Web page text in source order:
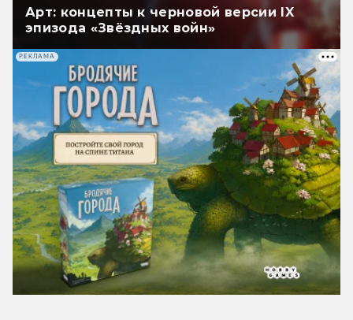
Арт: концепты к черновой версии IX
эпизода «Звёздных войн»
РЕКЛАМА